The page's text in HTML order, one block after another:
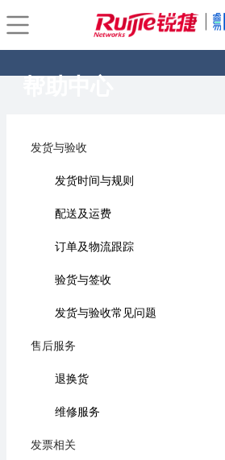
发货与验收
发货时间与规则
配送及运费
订单及物流跟踪
验货与签收
发货与验收常见问题
售后服务
退换货
维修服务
发票相关